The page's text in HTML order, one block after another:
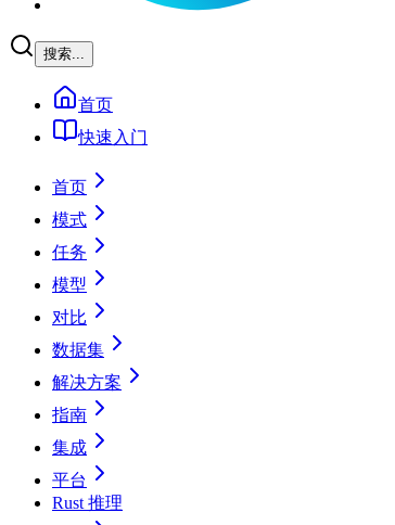
搜索...
首页
快速入门
首页
模式
任务
模型
对比
数据集
解决方案
指南
集成
平台
Rust 推理